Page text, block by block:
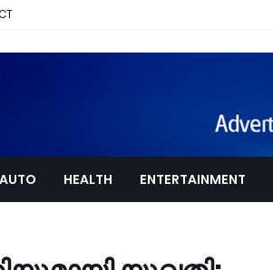
AUTO HEALTH ENTERTAINMENT